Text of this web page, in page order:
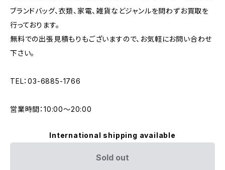
ブランドバッグ、衣類、家電、雑貨などジャンルを問わずお買取を
行っております。
無料での出張見積もりもございますので、お気軽にお問い合わせ
下さい。
TEL：03-6885-1766
営業時間：10:00〜20:00
International shipping available
Sold out